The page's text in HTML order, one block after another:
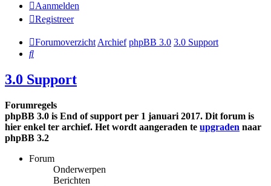
Aanmelden
Registreer
Forumoverzicht Archief phpBB 3.0 3.0 Support
Zoek
3.0 Support
Forumregels
phpBB 3.0 is End of support per 1 januari 2017. Dit forum is
hier enkel ter archief. Het wordt aangeraden te upgraden naar
phpBB 3.2
Forum
Onderwerpen
Berichten